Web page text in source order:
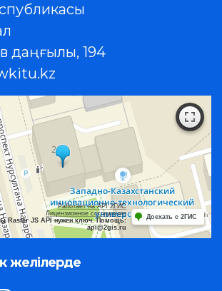
даңғылы, 194
Работает на API 2ГИС
Лицензионное соглашение
Raster JS API нужен ключ. Помощь:
api@2gis.ru
Доехать с 2ГИС
желілерде